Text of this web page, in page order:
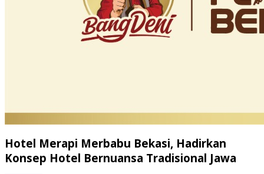
Hotel Merapi Merbabu Bekasi, Hadirkan
Konsep Hotel Bernuansa Tradisional Jawa